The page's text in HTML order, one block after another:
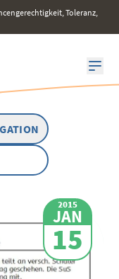
Toleranz,
2015
JAN
15